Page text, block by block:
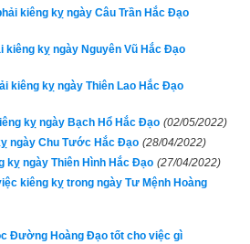
Đường theo sách xem ngày tốt xấu
Tuấn: Thần (Thiên Đức): sao tốt,
mắn
Hoàng Đạo thường được sử dụng
đại sự, hệ trọng như: Động thổ, khởi
hỏi, ngày nhậm chức, khai trương
ty), giao dịch kinh doanh, ký kết
mua xe), nhập trạch, chuyển nhà, an
tổ chức sự kiện...
kiêng kỵ ngày Câu Trần Hắc Đạo
kiêng kỵ ngày Nguyên Vũ Hắc Đạo
kiêng kỵ ngày Thiên Lao Hắc Đạo
kỵ ngày Bạch Hổ Hắc Đạo (02/05/2022)
ngày Chu Tước Hắc Đạo (28/04/2022)
kỵ ngày Thiên Hình Hắc Đạo (27/04/2022)
kiêng kỵ trong ngày Tư Mệnh Hoàng
Đường Hoàng Đạo tốt cho việc gì